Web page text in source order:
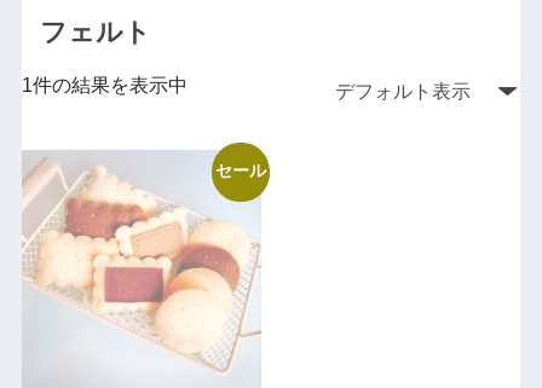
フェルト
1件の結果を表示中
セール